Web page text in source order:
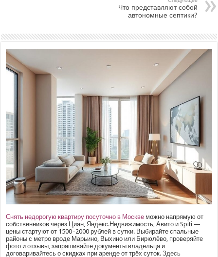
Что представляют собой
автономные септики?
Снять недорогую квартиру посуточно в Москве можно напрямую от
собственников через Циан, Яндекс.Недвижимость, Авито и Spiti —
цены стартуют от 1500–2000 рублей в сутки. Выбирайте спальные
районы с метро вроде Марьино, Выхино или Бирюлёво, проверяйте
фото и отзывы, запрашивайте документы владельца и
договаривайтесь о скидках при аренде от трёх суток.Здесь